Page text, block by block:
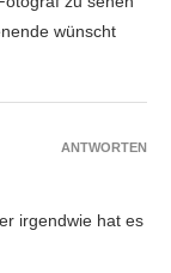
wünscht
irgendwie hat es
ANTWORTEN